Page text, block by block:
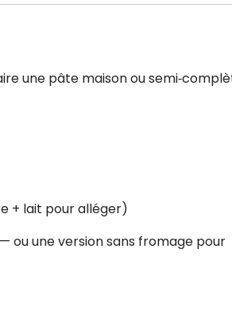
une pâte maison ou
+ lait pour alléger)
ou une version sans fromage pour